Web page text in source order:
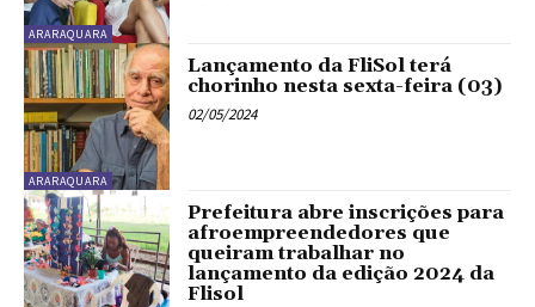
ARARAQUARA
ARARAQUARA
Lançamento da FliSol terá
chorinho nesta sexta-feira (03)
02/05/2024
Prefeitura abre inscrições para
afroempreendedores que
queiram trabalhar no
lançamento da edição 2024 da
Flisol